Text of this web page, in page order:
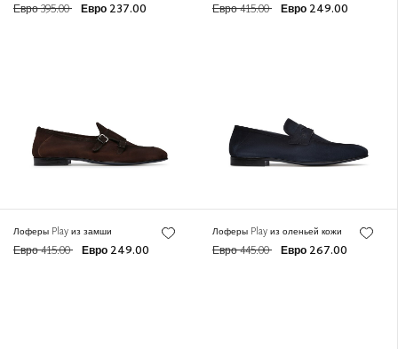
Евро 395.00 Евро 237.00 Евро 415.00 Евро 249.00
Лоферы Play из замши
Евро 415.00 Евро 249.00
Лоферы Play из оленьей кожи
Евро 445.00 Евро 267.00